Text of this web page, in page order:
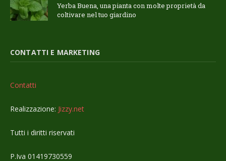
Yerba Buena, una pianta con molte proprietà da
coltivare nel tuo giardino
CONTATTI E MARKETING
Contatti
Realizzazione: Jizzy.net
Tutti i diritti riservati
P.Iva 01419730559